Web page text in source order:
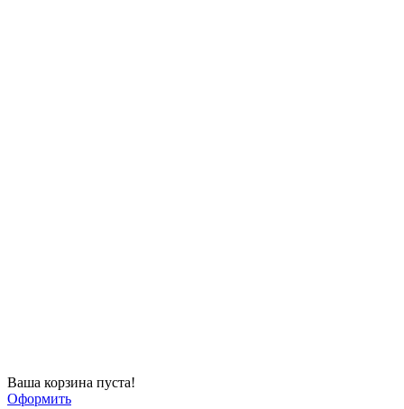
Ваша корзина пуста!
Оформить